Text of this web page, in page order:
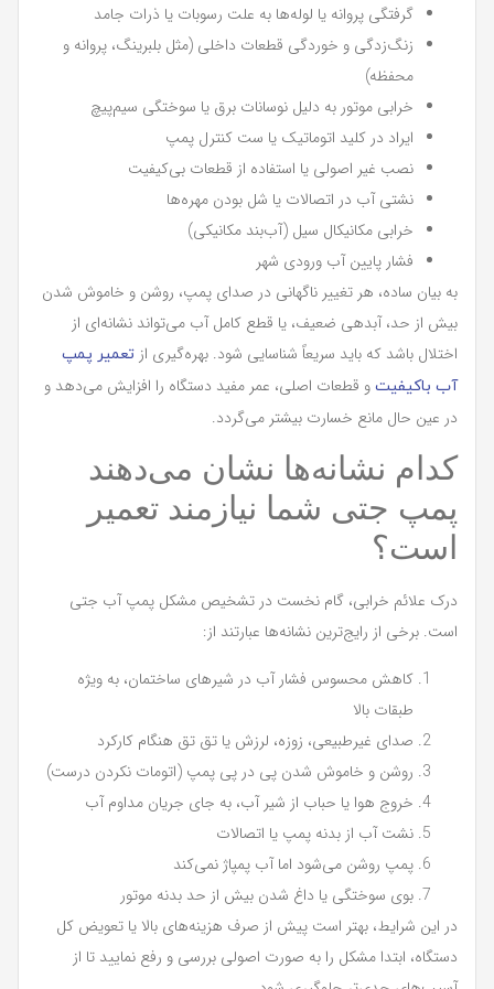
گرفتگی پروانه یا لوله‌ها به علت رسوبات یا ذرات جامد
زنگ‌زدگی و خوردگی قطعات داخلی (مثل بلبرینگ، پروانه و
محفظه)
خرابی موتور به دلیل نوسانات برق یا سوختگی سیم‌پیچ
ایراد در کلید اتوماتیک یا ست کنترل پمپ
نصب غیر اصولی یا استفاده از قطعات بی‌کیفیت
نشتی آب در اتصالات یا شل بودن مهره‌ها
خرابی مکانیکال سیل (آب‌بند مکانیکی)
فشار پایین آب ورودی شهر
به بیان ساده، هر تغییر ناگهانی در صدای پمپ، روشن و خاموش شدن
بیش از حد، آبدهی ضعیف، یا قطع کامل آب می‌تواند نشانه‌ای از
اختلال باشد که باید سریعاً شناسایی شود. بهره‌گیری از تعمیر پمپ
آب باکیفیت و قطعات اصلی، عمر مفید دستگاه را افزایش می‌دهد و
در عین حال مانع خسارت بیشتر می‌گردد.
کدام نشانه‌ها نشان می‌دهند
پمپ جتی شما نیازمند تعمیر
است؟
درک علائم خرابی، گام نخست در تشخیص مشکل پمپ آب جتی
است. برخی از رایج‌ترین نشانه‌ها عبارتند از:
کاهش محسوس فشار آب در شیرهای ساختمان، به ویژه
طبقات بالا
صدای غیرطبیعی، زوزه، لرزش یا تق تق هنگام کارکرد
روشن و خاموش شدن پی در پی پمپ (اتومات نکردن درست)
خروج هوا یا حباب از شیر آب، به جای جریان مداوم آب
نشت آب از بدنه پمپ یا اتصالات
پمپ روشن می‌شود اما آب پمپاژ نمی‌کند
بوی سوختگی یا داغ شدن بیش از حد بدنه موتور
در این شرایط، بهتر است پیش از صرف هزینه‌های بالا یا تعویض کل
دستگاه، ابتدا مشکل را به صورت اصولی بررسی و رفع نمایید تا از